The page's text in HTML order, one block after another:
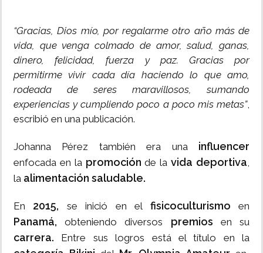
“Gracias, Dios mío, por regalarme otro año más de
vida, que venga colmado de amor, salud, ganas,
dinero, felicidad, fuerza y paz. Gracias por
permitirme vivir cada día haciendo lo que amo,
rodeada de seres maravillosos, sumando
experiencias y cumpliendo poco a poco mis metas”,
escribió en una publicación.
Johanna Pérez también era una influencer
enfocada en la promoción de la vida deportiva,
la alimentación saludable.
En 2015, se inició en el fisicoculturismoen
Panamá,obteniendo diversos premios en su
carrera. Entre sus logros está el título en la